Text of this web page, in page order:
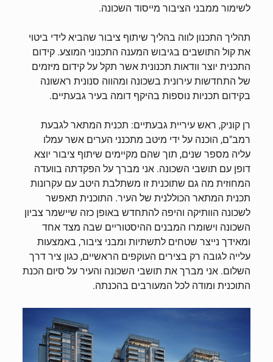
לשימור ממבני הציבור מייסוד השכונה.
תהליך התכנון לווה בהליך שיתוף ציבור שהביא לידי ביטוי
את קול התושבים בגיבוש המענה התכנוני המוצע. קידום
התכנית יוצר וודאות תכנונית אשר תקל על קידום מיזמים
של התחדשות עירונית בשכונה ומהווה סנונית ראשונה
בקידום תכניות נוספות בהיקף דומה בעיר גבעתיים.
רן קוניק, ראש עיריית גבעתיים: תכנית המתאר לגבעת
רמב"ם, הוכנה על ידי מיטב מתכנני הערים אשר עמלו
עליה מספר שנים, תוך שהם מקיימים שיתוף ציבור יוצא
דופן עם תושבי השכונה. אני מברך על הפקדתה בוועדה
המחוזית מה גם שתוכנית זו משתלבת היטב עם עקרונות
תכנית המתאר הכוללנית של העיר. התוכנית תאפשר
לשכונה הוותיקה והיפה להתחדש באופן כזה שיישמר צביון
השכונה וישומרו המבנים ההיסטוריים שבה מצד אחד
ומאידך נייצר שטחים לתשתיות ומבני ציבור, באמצעות
עלייה לגובה רק בצירים העוקפים הראשיים, כגון ציר דרך
השלום. אני מברך את תושבי השכונה והעיר על סיום הכנת
התוכנית ומודה לכל המעורבים בהכנתה.